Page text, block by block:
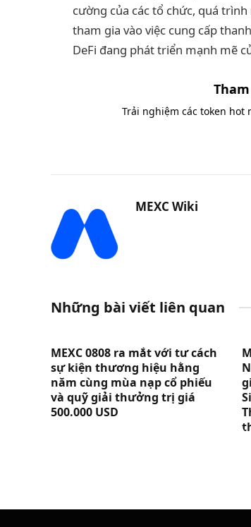
cường của các tổ chức, quá
tham gia vào việc cung cấp
DeFi đang phát triển mạnh mẽ
Tham
Trải nghiệm các token hot
MEXC Wiki
Những bài viết liên quan
MEXC 0808 ra mắt với tư cách
sự kiện thương hiệu hằng
năm cùng mùa nạp cổ phiếu
và quỹ giải thưởng trị giá
500.000 USD